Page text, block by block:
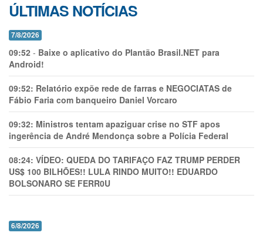
ÚLTIMAS NOTÍCIAS
7/8/2026
09:52 - Baixe o aplicativo do Plantão Brasil.NET para
Android!
09:52: Relatório expõe rede de farras e NEGOCIATAS de
Fábio Faria com banqueiro Daniel Vorcaro
09:32: Ministros tentam apaziguar crise no STF apos
ingerência de André Mendonça sobre a Polícia Federal
08:24: VÍDEO: QUEDA DO TARIFAÇO FAZ TRUMP PERDER
US$ 100 BILHÕES!! LULA RINDO MUITO!! EDUARDO
BOLSONARO SE FERR0U
6/8/2026